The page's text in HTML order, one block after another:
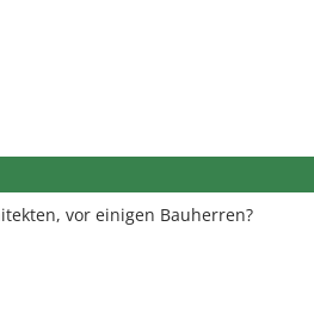
vor einigen Bauherren?